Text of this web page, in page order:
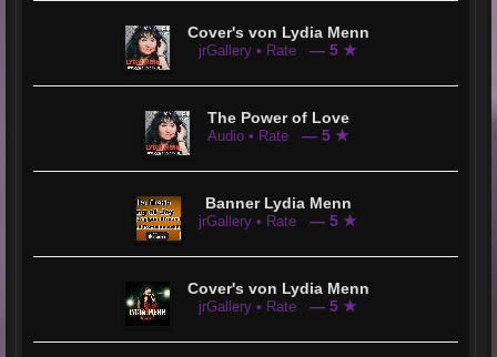
Cover's von Lydia Menn
jrGallery • Rate — 5 ★
The Power of Love
Audio • Rate — 5 ★
Banner Lydia Menn
jrGallery • Rate — 5 ★
Cover's von Lydia Menn
jrGallery • Rate — 5 ★